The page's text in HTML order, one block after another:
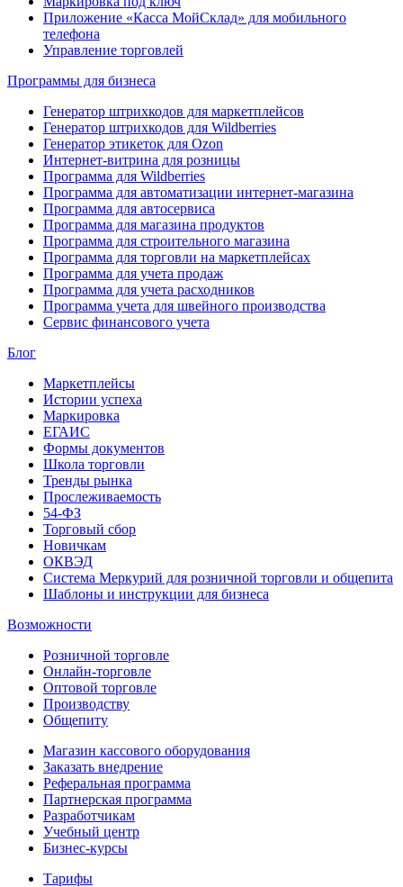
Приложение «Касса МойСклад» для мобильного
телефона
Управление торговлей
Программы для бизнеса
Генератор штрихкодов для маркетплейсов
Генератор штрихкодов для Wildberries
Генератор этикеток для Ozon
Интернет-витрина для розницы
Программа для Wildberries
Программа для автоматизации интернет-магазина
Программа для автосервиса
Программа для магазина продуктов
Программа для строительного магазина
Программа для торговли на маркетплейсах
Программа для учета продаж
Программа для учета расходников
Программа учета для швейного производства
Сервис финансового учета
Блог
Маркетплейсы
Истории успеха
Маркировка
ЕГАИС
Формы документов
Школа торговли
Тренды рынка
Прослеживаемость
54-ФЗ
Торговый сбор
Новичкам
ОКВЭД
Система Меркурий для розничной торговли и общепита
Шаблоны и инструкции для бизнеса
Возможности
Розничной торговле
Онлайн-торговле
Оптовой торговле
Производству
Общепиту
Магазин кассового оборудования
Заказать внедрение
Реферальная программа
Партнерская программа
Разработчикам
Учебный центр
Бизнес‑курсы
Тарифы